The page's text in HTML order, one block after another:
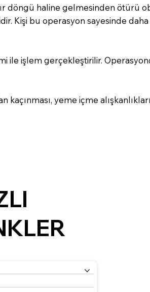
döngü haline gelmesinden ötürü
Kişi bu operasyon sayesinde
ile işlem gerçekleştirilir.
yeme içme